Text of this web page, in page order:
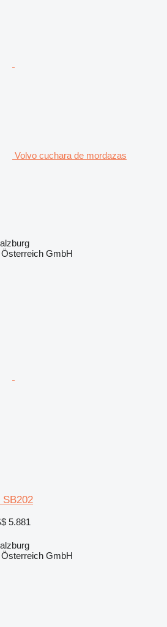
Volvo cuchara de mordazas
GmbH
5.881
GmbH